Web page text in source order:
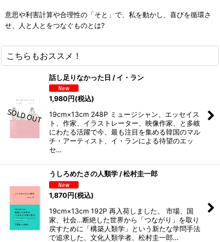
意思や利害計算や合理性の「そと」で、私を動かし、喜びを循環さ
せ、人と人とをつなぐものとは?
こちらもおススメ！
話し足りなかった日 / イ・ラン
1,980円(税込)
19cm×13cm 248P ミュージシャン、エッセイス
ト、作家、イラストレーター、映像作家、と多岐
にわたる活躍で今、最も注目を集める韓国のマル
チ・アーティスト、イ・ランによる待望のエッ
セ…
うしろめたさの人類学 / 松村圭一郎
1,870円(税込)
19cm×13cm 192P 再入荷しました。 市場、国
家、社会...断絶した世界から「つながり」を取り
戻すために「構築人類学」という新たな学問手法
で追求した、文化人類学者、松村圭一郎…